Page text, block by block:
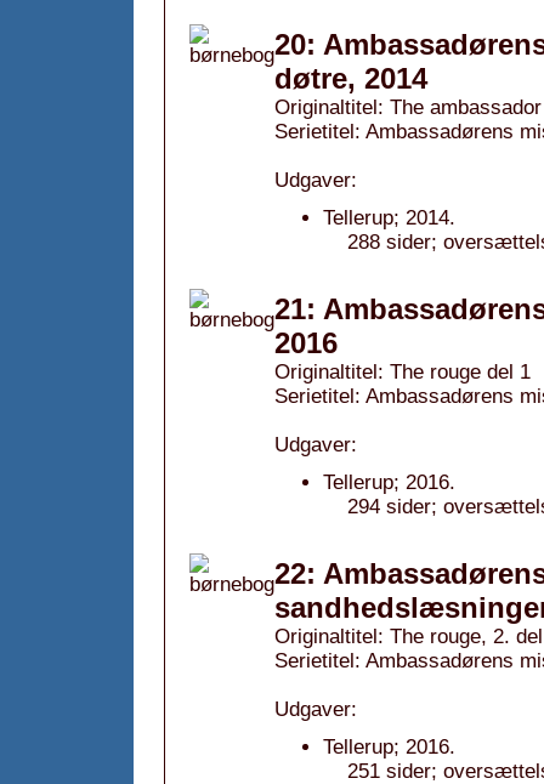
20:
døtre, 2014
Originaltitel: The
Serietitel: Ambassadørens
Udgaver:
Tellerup; 2014.
288 sider;
21:
2016
Originaltitel: The rouge del 1
Serietitel: Ambassadørens
Udgaver:
Tellerup; 2016.
294 sider;
22:
Originaltitel: The rouge, 2. del
Serietitel: Ambassadørens
Udgaver:
Tellerup; 2016.
251 sider;